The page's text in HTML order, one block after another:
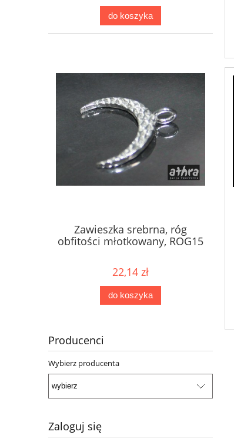
do koszyka
Zawieszka srebrna, róg
obfitości młotkowany, ROG15
22,14 zł
do koszyka
Producenci
Wybierz producenta
Zaloguj się